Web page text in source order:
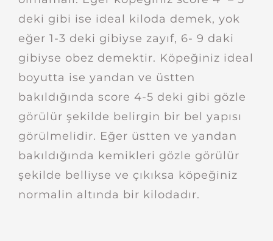
deki gibi ise ideal kiloda demek, yok
eğer 1-3 deki gibiyse zayıf, 6- 9 daki
gibiyse obez demektir. Köpeğiniz ideal
boyutta ise yandan ve üstten
bakıldığında score 4-5 deki gibi gözle
görülür şekilde belirgin bir bel yapısı
görülmelidir. Eğer üstten ve yandan
bakıldığında kemikleri gözle görülür
şekilde belliyse ve çıkıksa köpeğiniz
normalin altında bir kilodadır.